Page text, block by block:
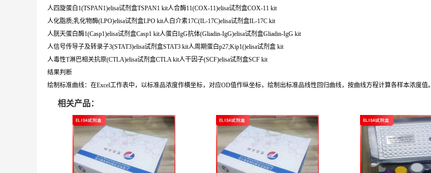
人四旋蛋白1(TSPAN1)elisa试剂盒TSPAN1 kit人合酶11(COX-11)elisa试剂盒COX-11 kit
人化脂质;乳化物酶(LPO)elisa试剂盒LPO kit人白介素17C(IL-17C)elisa试剂盒IL-17C kit
人胱天蛋白酶1(Casp1)elisa试剂盒Casp1 kit人蛋白IgG抗体(Gliadin-IgG)elisa试剂盒Gliadin-IgG kit
人信号传导子及转录子3(STAT3)elisa试剂盒STAT3 kit人周期蛋白p27;Kip1()elisa试剂盒 kit
人毒性T淋巴相关抗原(CTLA)elisa试剂盒CTLA kit人干因子(SCF)elisa试剂盒SCF kit
结果判断
绘制标准曲线：在Excel工作表中，以标准品浓度作横坐标，对应OD值作纵坐标，绘制出标准品线性回归曲线，按曲线方程计算各样本浓度值。
相关产品：